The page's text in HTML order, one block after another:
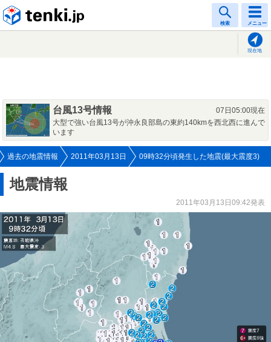
検索 メニュー
現在地
台風13号情報
07日05:00現在
大型で強い台風13号が沖永良部島の東約140kmを西北西に進んで
います
過去の地震情報 2011年03月13日 09時32分頃発生した地震(最大震度3)
地震情報
2011年03月13日09:42発表